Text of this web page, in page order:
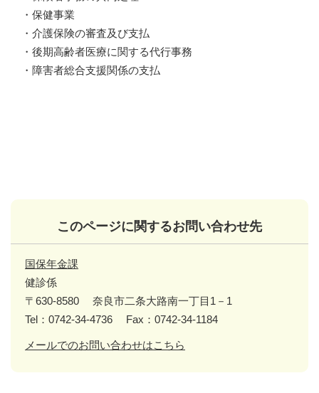
・保健事業
・介護保険の審査及び支払
・後期高齢者医療に関する代行事務
・障害者総合支援関係の支払
このページに関するお問い合わせ先
国保年金課
健診係
〒630-8580
奈良市二条大路南一丁目1－1
Tel：0742-34-4736
Fax：0742-34-1184
メールでのお問い合わせはこちら